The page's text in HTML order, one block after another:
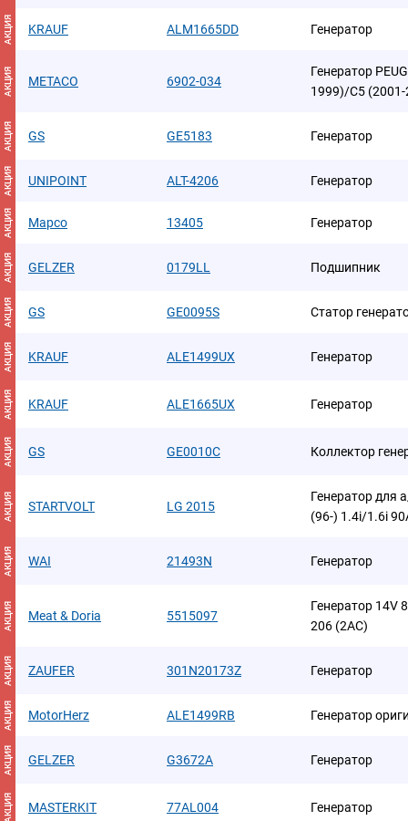
АКЦИЯ KRAUF ALM1665DD Генератор
АКЦИЯ METACO 6902-034
Генератор
1999)/C5
АКЦИЯ GS GE5183 Генератор
АКЦИЯ UNIPOINT ALT-4206 Генератор
АКЦИЯ Mapco 13405 Генератор
АКЦИЯ GELZER 0179LL Подшипник
АКЦИЯ GS GE0095S Статор
АКЦИЯ KRAUF ALE1499UX Генератор
АКЦИЯ KRAUF ALE1665UX Генератор
АКЦИЯ GS GE0010C Коллектор
АКЦИЯ STARTVOLT LG 2015
Генератор для
(96-) 1.4i/1.6i
АКЦИЯ WAI 21493N Генератор
АКЦИЯ Meat & Doria 5515097
Генератор 14V
206 (2AC)
АКЦИЯ ZAUFER 301N20173Z Генератор
АКЦИЯ MotorHerz ALE1499RB Генератор
АКЦИЯ GELZER G3672A Генератор
АКЦИЯ MASTERKIT 77AL004 Генератор